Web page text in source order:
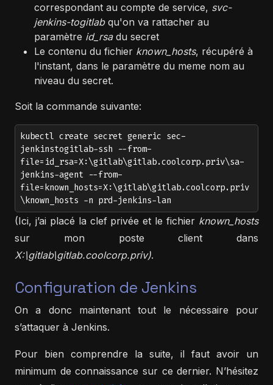
correspondant au compte de service, svc-
jenkins-togitlabqu'on va rattacher au
paramètre id_rsadu secret
Le contenu du fichier known_hosts, récupéré à
l'instant, dans le paramètre du meme nom au
niveau du secret.
Soit la commande suivante:
kubectl create secret generic sec-
jenkinstogitlab-ssh --from-
file=id_rsa=X:\gitlab\gitlab.coolcorp.priv\sa-
jenkins-agent --from-
file=known_hosts=X:\gitlab\gitlab.coolcorp.priv
\known_hosts -n prd-jenkins-lan
(Ici, j’ai placé la clef privée et le fichier known_hosts
sur mon poste client dans
X:\gitlab\gitlab.coolcorp.priv).
Configuration de Jenkins
On a donc maintenant tout le nécessaire pour
s’attaquer à Jenkins.
Pour bien comprendre la suite, il faut avoir un
minimum de connaissance sur ce dernier. N’hésitez